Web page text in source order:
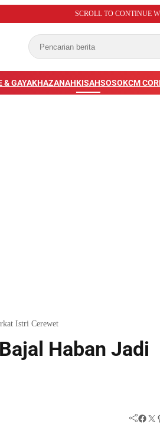
SCROLL TO CONTINUE
& GAYAKHAZANAHKISAHSOSOKCM
Istri Cerewet
Haban Jadi
Facebook Twitter Pinterest